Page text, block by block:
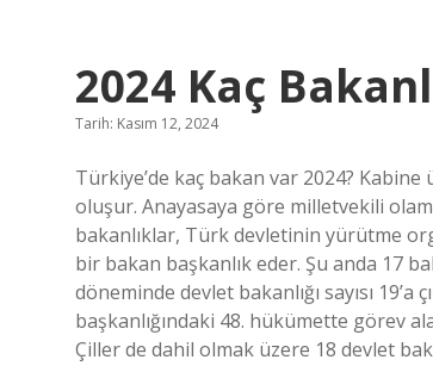
2024 Kaç
Tarih: Kasım 12, 2024
Türkiye’de kaç bakan var 2024? Kabine
oluşur. Anayasaya göre milletvekili
bakanlıklar, Türk devletinin yürütme
bir bakan başkanlık eder. Şu anda 17
döneminde devlet bakanlığı sayısı 19’a
başkanlığındaki 48. hükümette görev
Çiller de dahil olmak üzere 18 devlet